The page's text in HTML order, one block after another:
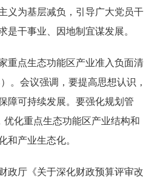
义为基层减负，引导广大党员干
是干事业、因地制宜谋发展。
重点生态功能区产业准入负面清
。会议强调，要提高思想认识，
障可持续发展。要强化规划管
优化重点生态功能区产业结构和
和产业生态化。
政厅《关于深化财政预算评审改